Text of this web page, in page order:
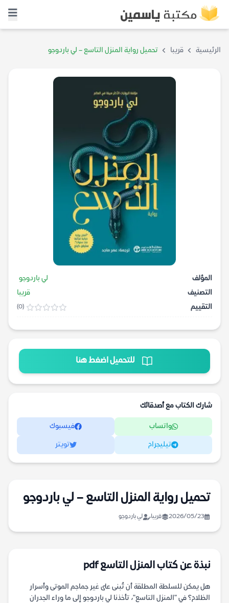
الرئيسية قريبا تحميل رواية المنزل التاسع – لي باردوجو
المؤلف
لي باردوجو
التصنيف
قريبا
التقييم
(0)
للتحميل اضغط هنا
شارك الكتاب مع أصدقائك
واتساب فيسبوك
تيليجرام تويتر
تحميل رواية المنزل التاسع – لي باردوجو
2026/05/23 قريبا لي باردوجو
نبذة عن كتاب المنزل التاسع pdf
هل يمكن للسلطة المطلقة أن تُبنى على غير جماجم الموتى وأسرار
الظلام؟ في "المنزل التاسع"، تأخذنا لي باردوجو إلى ما وراء الجدران